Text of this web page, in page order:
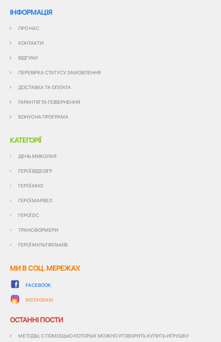
ІНФОРМАЦІЯ
ПРО НАС
КОНТАКТИ
ВІДГУКИ
ПЕРЕВІРКА СТАТУСУ ЗАМОВЛЕННЯ
ДОСТАВКА ТА ОПЛАТА
ГАРАНТІЯ ТА ПОВЕРНЕННЯ
БОНУСНА ПРОГРАМА
КАТЕГОРІЇ
ДЕНЬ МИКОЛАЯ
ГЕРОЇ ВІДЕОІГР
ГЕРОЇ КІНО
ГЕРОЇ МАРВЕЛ
ГЕРОЇ DC
ТРАНСФОРМЕРИ
ГЕРОЇ МУЛЬТФІЛЬМІВ
МИ В СОЦ. МЕРЕЖАХ
FACEBOOK
INSTAGRAM
ОСТАННІ ПОСТИ
МЕТОДЫ, С ПОМОЩЬЮ КОТОРЫХ МОЖНО УГОВОРИТЬ КУПИТЬ ИГРУШКУ